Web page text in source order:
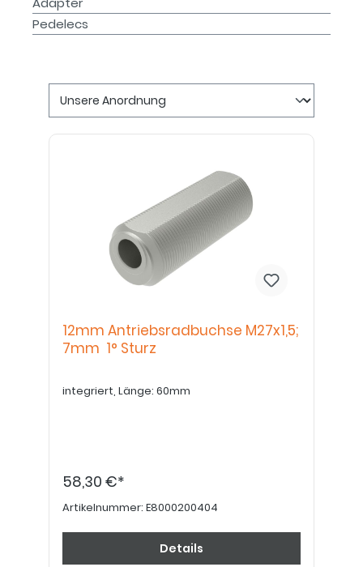
Pedelecs
12mm Antriebsradbuchse M27x1,5;
7mm 1° Sturz
integriert, Länge: 60mm
58,30 €*
Artikelnummer: E8000200404
Details